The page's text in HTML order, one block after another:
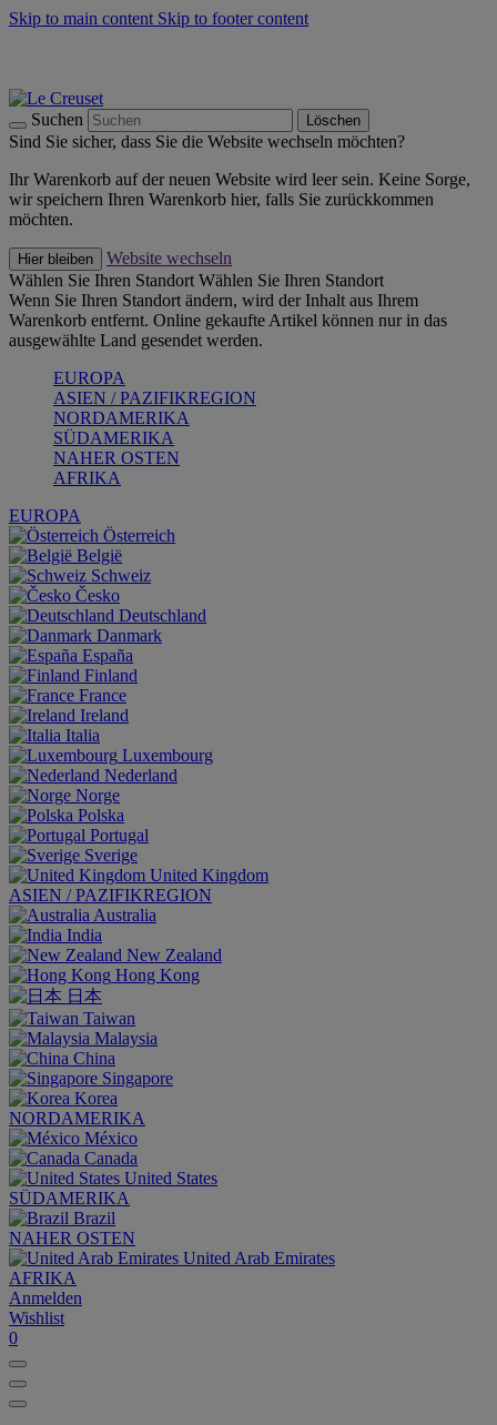
Skip to main content Skip to footer content
Suchen Löschen
Sind Sie sicher, dass Sie die Website wechseln möchten?
Ihr Warenkorb auf der neuen Website wird leer sein. Keine Sorge,
wir speichern Ihren Warenkorb hier, falls Sie zurückkommen
möchten.
Hier bleiben
Website wechseln
Wählen Sie Ihren Standort Wählen Sie Ihren Standort
Wenn Sie Ihren Standort ändern, wird der Inhalt aus Ihrem
Warenkorb entfernt. Online gekaufte Artikel können nur in das
ausgewählte Land gesendet werden.
EUROPA
ASIEN / PAZIFIKREGION
NORDAMERIKA
SÜDAMERIKA
NAHER OSTEN
AFRIKA
EUROPA
Österreich
België
Schweiz
Česko
Deutschland
Danmark
España
Finland
France
Ireland
Italia
Luxembourg
Nederland
Norge
Polska
Portugal
Sverige
United Kingdom
ASIEN / PAZIFIKREGION
Australia
India
New Zealand
Hong Kong
日本
Taiwan
Malaysia
China
Singapore
Korea
NORDAMERIKA
México
Canada
United States
SÜDAMERIKA
Brazil
NAHER OSTEN
United Arab Emirates
AFRIKA
Anmelden
Wishlist
0